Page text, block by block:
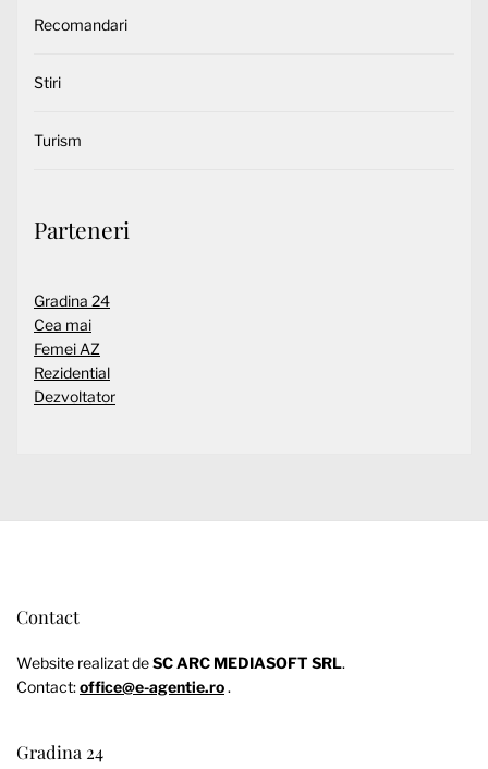
Recomandari
Stiri
Turism
Parteneri
Gradina 24
Cea mai
Femei AZ
Rezidential
Dezvoltator
Contact
Website realizat deSC ARC MEDIASOFT SRL.
Contact:office@e-agentie.ro.
Gradina 24